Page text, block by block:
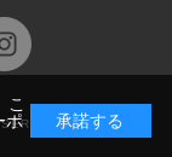
こ
ポ
承諾する